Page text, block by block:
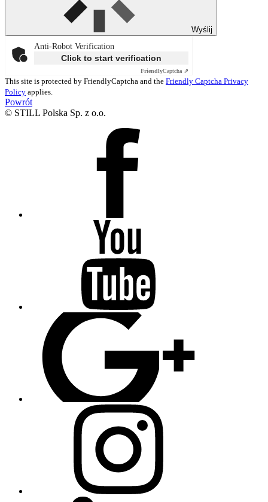
Wyślij
Anti-Robot Verification
Click to start verification
FriendlyCaptcha ⇗
This site is protected by FriendlyCaptcha and the Friendly Captcha Privacy
Policy applies.
Powrót
© STILL Polska Sp. z o.o.